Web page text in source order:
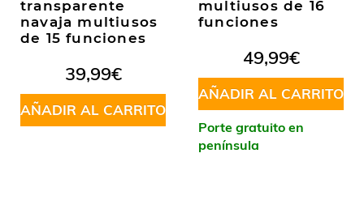
transparente
navaja multiusos
de 15 funciones
39,99€
AÑADIR AL CARRITO
multiusos de 16
funciones
49,99€
AÑADIR AL CARRITO
Porte gratuito en
península